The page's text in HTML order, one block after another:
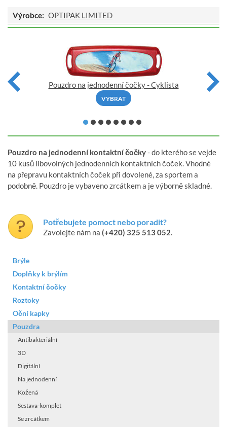
Výrobce: OPTIPAK LIMITED
Pouzdro na jednodenní čočky - Cyklista
VYBRAT
Pouzdro na jednodenní kontaktní čočky- do kterého se vejde
10 kusů libovolných jednodenních kontaktních čoček. Vhodné
na přepravu kontaktních čoček při dovolené, za sportem a
podobně. Pouzdro je vybaveno zrcátkem a je výborně skladné.
Potřebujete pomoct nebo poradit?
Zavolejte nám na (+420) 325 513 052
Brýle
Doplňky k brýlím
Kontaktní čočky
Roztoky
Oční kapky
Pouzdra
Antibakteriální
3D
Digitální
Na jednodenní
Kožená
Sestava-komplet
Se zrcátkem